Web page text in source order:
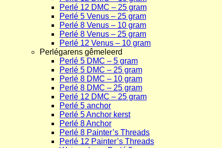
Perlé 12 DMC – 25 gram
Perlé 5 Venus – 25 gram
Perlé 8 Venus – 10 gram
Perlé 8 Venus – 25 gram
Perlé 12 Venus – 10 gram
Perlégarens gêmeleerd
Perlé 5 DMC – 5 gram
Perlé 5 DMC – 25 gram
Perlé 8 DMC – 10 gram
Perlé 8 DMC – 25 gram
Perlé 12 DMC – 25 gram
Perlé 5 anchor
Perlé 5 Anchor kerst
Perlé 8 Anchor
Perlé 8 Painter’s Threads
Perlé 12 Painter’s Threads